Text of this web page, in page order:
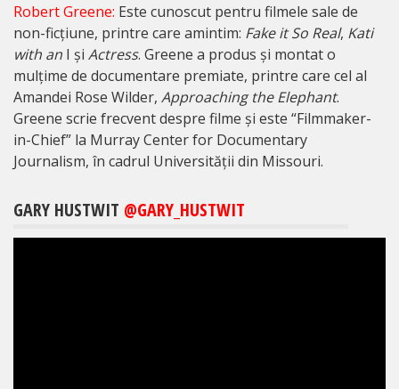
Robert Greene: Este cunoscut pentru filmele sale de
non-ficțiune, printre care amintim: Fake it So Real, Kati
with an I și Actress. Greene a produs și montat o
mulțime de documentare premiate, printre care cel al
Amandei Rose Wilder, Approaching the Elephant.
Greene scrie frecvent despre filme și este “Filmmaker-
in-Chief” la Murray Center for Documentary
Journalism, în cadrul Universității din Missouri.
GARY HUSTWIT @GARY_HUSTWIT